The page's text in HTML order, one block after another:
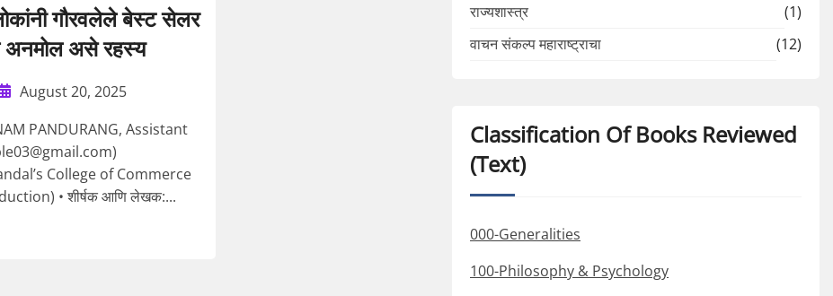
गौरवलेले बेस्ट सेलर
अनमोल असे रहस्य
August 20, 2025
PANDURANG, Assistant
College of Commerce
• शीर्षक आणि लेखक:...
राज्यशास्त्र
(1)
वाचन संकल्प महाराष्ट्राचा
(12)
Classification Of Books Reviewed
(Text)
000-Generalities
100-Philosophy & Psychology